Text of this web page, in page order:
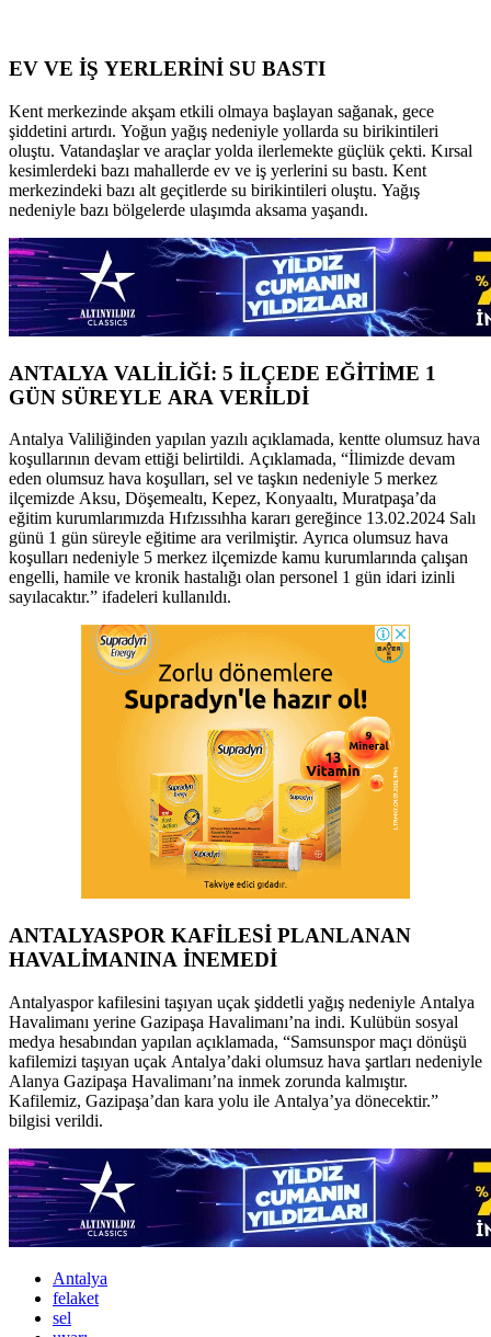
EV VE İŞ YERLERİNİ SU BASTI
Kent merkezinde akşam etkili olmaya başlayan sağanak, gece
şiddetini artırdı. Yoğun yağış nedeniyle yollarda su birikintileri
oluştu. Vatandaşlar ve araçlar yolda ilerlemekte güçlük çekti. Kırsal
kesimlerdeki bazı mahallerde ev ve iş yerlerini su bastı. Kent
merkezindeki bazı alt geçitlerde su birikintileri oluştu. Yağış
nedeniyle bazı bölgelerde ulaşımda aksama yaşandı.
ANTALYA VALİLİĞİ: 5 İLÇEDE EĞİTİME 1
GÜN SÜREYLE ARA VERİLDİ
Antalya Valiliğinden yapılan yazılı açıklamada, kentte olumsuz hava
koşullarının devam ettiği belirtildi. Açıklamada, “İlimizde devam
eden olumsuz hava koşulları, sel ve taşkın nedeniyle 5 merkez
ilçemizde Aksu, Döşemealtı, Kepez, Konyaaltı, Muratpaşa’da
eğitim kurumlarımızda Hıfzıssıhha kararı gereğince 13.02.2024 Salı
günü 1 gün süreyle eğitime ara verilmiştir. Ayrıca olumsuz hava
koşulları nedeniyle 5 merkez ilçemizde kamu kurumlarında çalışan
engelli, hamile ve kronik hastalığı olan personel 1 gün idari izinli
sayılacaktır.” ifadeleri kullanıldı.
ANTALYASPOR KAFİLESİ PLANLANAN
HAVALİMANINA İNEMEDİ
Antalyaspor kafilesini taşıyan uçak şiddetli yağış nedeniyle Antalya
Havalimanı yerine Gazipaşa Havalimanı’na indi. Kulübün sosyal
medya hesabından yapılan açıklamada, “Samsunspor maçı dönüşü
kafilemizi taşıyan uçak Antalya’daki olumsuz hava şartları nedeniyle
Alanya Gazipaşa Havalimanı’na inmek zorunda kalmıştır.
Kafilemiz, Gazipaşa’dan kara yolu ile Antalya’ya dönecektir.”
bilgisi verildi.
Antalya
felaket
sel